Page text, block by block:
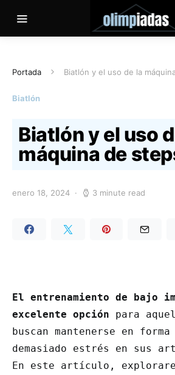
Portada Biatlón y el uso de la
Biatlón
Biatlón y el uso
máquina de
enero 18, 2024 3 minute read
El entrenamiento de bajo
excelente opción para
buscan mantenerse en
demasiado estrés en sus
En este artículo,